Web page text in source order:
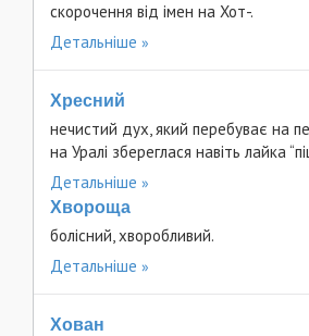
скорочення від імен на Хот-.
Детальніше
Хресний
нечистий дух, який перебуває на
на Уралі збереглася навіть лайка
Детальніше
Хвороща
болісний, хворобливий.
Детальніше
Хован